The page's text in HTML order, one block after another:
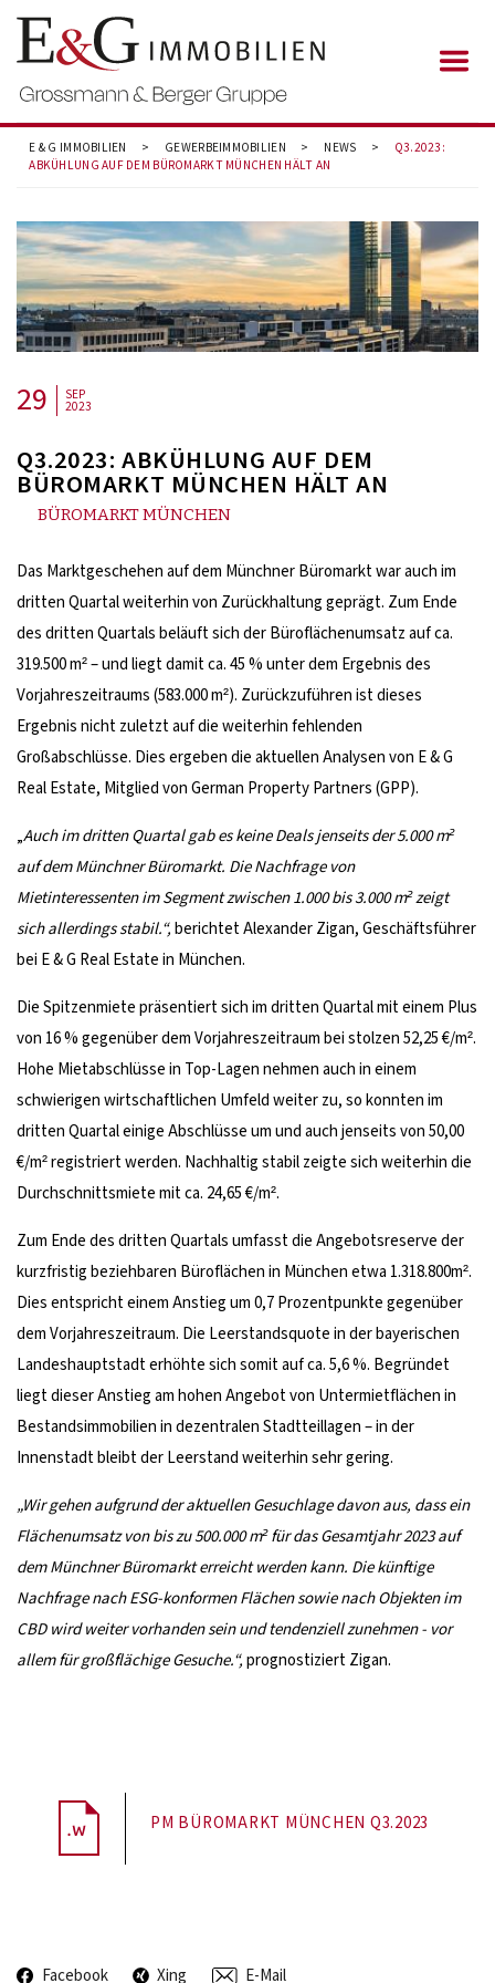
E & G IMMOBILIEN > GEWERBEIMMOBILIEN > NEWS >
Q3.2023:
ABKÜHLUNG AUF DEM BÜROMARKT MÜNCHEN HÄLT AN
29 SEP
2023
Q3.2023: ABKÜHLUNG AUF DEM
BÜROMARKT MÜNCHEN HÄLT AN
BÜROMARKT MÜNCHEN
Das Marktgeschehen auf dem Münchner Büromarkt war auch im
dritten Quartal weiterhin von Zurückhaltung geprägt. Zum Ende
des dritten Quartals beläuft sich der Büroflächenumsatz auf ca.
319.500 m² – und liegt damit ca. 45 % unter dem Ergebnis des
Vorjahreszeitraums (583.000 m²). Zurückzuführen ist dieses
Ergebnis nicht zuletzt auf die weiterhin fehlenden
Großabschlüsse. Dies ergeben die aktuellen Analysen von E & G
Real Estate, Mitglied von German Property Partners (GPP).
„Auch im dritten Quartal gab es keine Deals jenseits der 5.000 m²
auf dem Münchner Büromarkt. Die Nachfrage von
Mietinteressenten im Segment zwischen 1.000 bis 3.000 m² zeigt
sich allerdings stabil.“, berichtet Alexander Zigan, Geschäftsführer
bei E & G Real Estate in München.
Die Spitzenmiete präsentiert sich im dritten Quartal mit einem Plus
von 16 % gegenüber dem Vorjahreszeitraum bei stolzen 52,25 €/m².
Hohe Mietabschlüsse in Top-Lagen nehmen auch in einem
schwierigen wirtschaftlichen Umfeld weiter zu, so konnten im
dritten Quartal einige Abschlüsse um und auch jenseits von 50,00
€/m² registriert werden. Nachhaltig stabil zeigte sich weiterhin die
Durchschnittsmiete mit ca. 24,65 €/m².
Zum Ende des dritten Quartals umfasst die Angebotsreserve der
kurzfristig beziehbaren Büroflächen in München etwa 1.318.800m².
Dies entspricht einem Anstieg um 0,7 Prozentpunkte gegenüber
dem Vorjahreszeitraum. Die Leerstandsquote in der bayerischen
Landeshauptstadt erhöhte sich somit auf ca. 5,6 %. Begründet
liegt dieser Anstieg am hohen Angebot von Untermietflächen in
Bestandsimmobilien in dezentralen Stadtteillagen – in der
Innenstadt bleibt der Leerstand weiterhin sehr gering.
„Wir gehen aufgrund der aktuellen Gesuchlage davon aus, dass ein
Flächenumsatz von bis zu 500.000 m² für das Gesamtjahr 2023 auf
dem Münchner Büromarkt erreicht werden kann. Die künftige
Nachfrage nach ESG-konformen Flächen sowie nach Objekten im
CBD wird weiter vorhanden sein und tendenziell zunehmen - vor
allem für großflächige Gesuche.“, prognostiziert Zigan.
PM BÜROMARKT MÜNCHEN Q3.2023
Facebook Xing E-Mail